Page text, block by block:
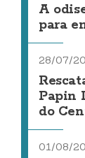
A
para
28/07/
Papin
do
01/08/